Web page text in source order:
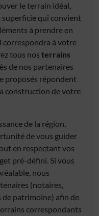
le terrain idéal,
superficie qui convient
à prendre en
correspondra à votre
tous nos terrains
de nos partenaires
proposés répondent
construction de votre
de la région,
de vous guider
en respectant vos
pré-défini. Si vous
nous
(notaires,
patrimoine) afin de
correspondants